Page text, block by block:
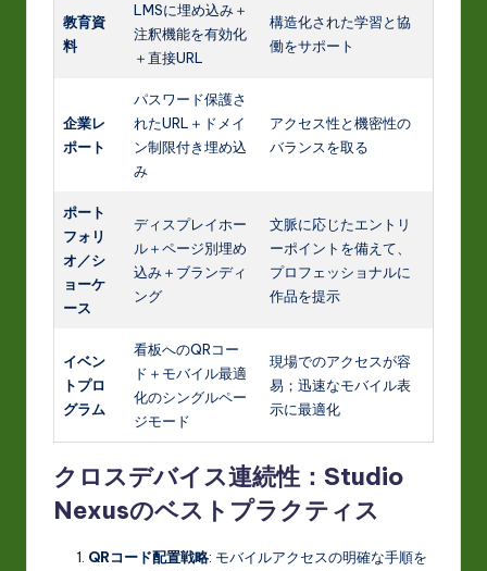
教育資
料
LMSに埋め込み＋
注釈機能を有効化
＋直接URL
構造化された学習と協
働をサポート
企業レ
ポート
パスワード保護さ
れたURL＋ドメイ
ン制限付き埋め込
み
アクセス性と機密性の
バランスを取る
ポート
フォリ
オ／シ
ョーケ
ース
ディスプレイホー
ル＋ページ別埋め
込み＋ブランディ
ング
文脈に応じたエントリ
ーポイントを備えて、
プロフェッショナルに
作品を提示
イベン
トプロ
グラム
看板へのQRコー
ド＋モバイル最適
化のシングルペー
ジモード
現場でのアクセスが容
易；迅速なモバイル表
示に最適化
クロスデバイス連続性：Studio
Nexusのベストプラクティス
QRコード配置戦略: モバイルアクセスの明確な手順を